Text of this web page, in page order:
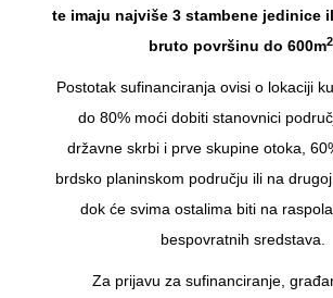
te imaju najviše 3 stambene jedinice
bruto površinu do 600m2
Postotak sufinanciranja ovisi o lokaciji
do 80% moći dobiti stanovnici
državne skrbi i prve skupine otoka,
brdsko planinskom području ili na drugoj
dok će svima ostalima biti na
bespovratnih sredstava.
Za prijavu za sufinanciranje,